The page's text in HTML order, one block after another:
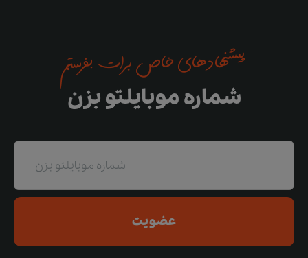
پیشنهادهای خاص برات بفرستم
شماره موبایلتو بزن
عضویت